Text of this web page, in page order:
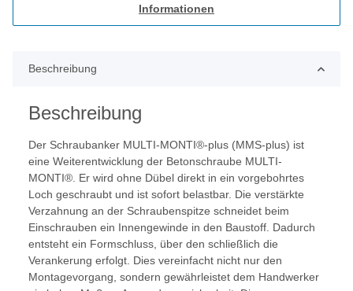
Informationen
Beschreibung
Beschreibung
Der Schraubanker MULTI-MONTI®-plus (MMS-plus) ist
eine Weiterentwicklung der Betonschraube MULTI-
MONTI®. Er wird ohne Dübel direkt in ein vorgebohrtes
Loch geschraubt und ist sofort belastbar. Die verstärkte
Verzahnung an der Schraubenspitze schneidet beim
Einschrauben ein Innengewinde in den Baustoff. Dadurch
entsteht ein Formschluss, über den schließlich die
Verankerung erfolgt. Dies vereinfacht nicht nur den
Montagevorgang, sondern gewährleistet dem Handwerker